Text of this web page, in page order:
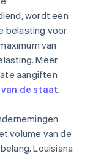
wordt een
belasting voor
van
Meer
aangiften
de staat.
volume van de
Louisiana